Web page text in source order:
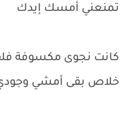
تمنعني أمسك إيدك
كانت نجوى مكسوفة
خلاص بقى أمشي